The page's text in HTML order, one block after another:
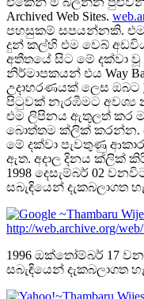
Archived Web Sites.
පහසුකම් සපයන්නකි.
දුන් කල්හි එම වෙබ්
අතීතයේ සිට මේ දක්වා
නිර්මාපකයන් එය Way
උදාහරණයක් ලෙස ඔබට
පිටුවක් නැරඹීමට අවශ්‍ය
එම ලිපිනය ඇතුලත් කර මා
බොත්තම ක්ලික් කරන්න.
මේ දක්වා පැවතුණු
ඇත. අදාල දිනය ක්ලික්
1998 දෙසැම්බර් 02
සබැඳියෙන් දැකබලාගත
http://web.archive.org/
1996 ඔක්තෝම්බර් 17
සබැඳියෙන් දැකබලාගත